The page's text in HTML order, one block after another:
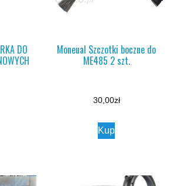
DO Moneual Szczotki boczne do
ME485 2 szt.
30,00zł
Kup